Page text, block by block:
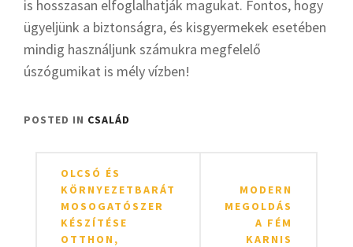
is hosszasan elfoglalhatják magukat. Fontos, hogy
ügyeljünk a biztonságra, és kisgyermekek esetében
mindig használjunk számukra megfelelő
úszógumikat is mély vízben!
POSTED IN CSALÁD
Bejegyzés
navigáció
OLCSÓ ÉS
KÖRNYEZETBARÁT
MOSOGATÓSZER
KÉSZÍTÉSE
OTTHON,
MODERN
MEGOLDÁS
A FÉM
KARNIS